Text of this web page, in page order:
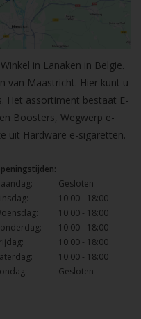
in Lanaken in Belgie.
van Maastricht. Hier kunt u
Het assortiment bestaat E-
Boosters, Wegwerp e-
uit Hardware e-sigaretten.
Gesloten
10:00 - 18:00
10:00 - 18:00
10:00 - 18:00
10:00 - 18:00
10:00 - 18:00
Gesloten